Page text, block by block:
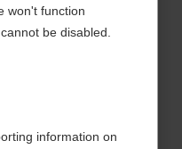
won't function
be disabled.
information on